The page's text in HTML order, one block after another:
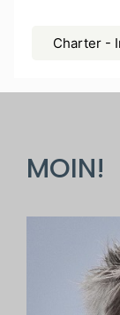
Charter -
MOIN!